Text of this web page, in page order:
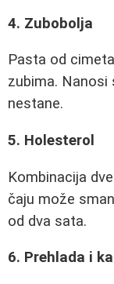
4. Zubobolja
Pasta od
zubima. Nanosi
nestane.
5. Holesterol
Kombinacija
čaju može
od dva sata.
6. Prehlada i